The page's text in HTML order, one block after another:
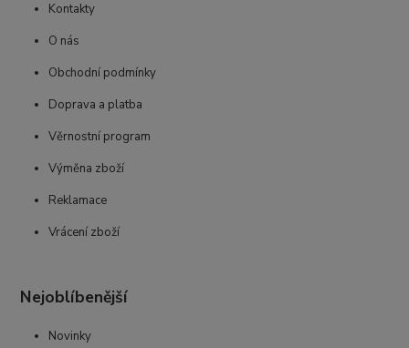
Kontakty
O nás
Obchodní podmínky
Doprava a platba
Věrnostní program
Výměna zboží
Reklamace
Vrácení zboží
Nejoblíbenější
Novinky